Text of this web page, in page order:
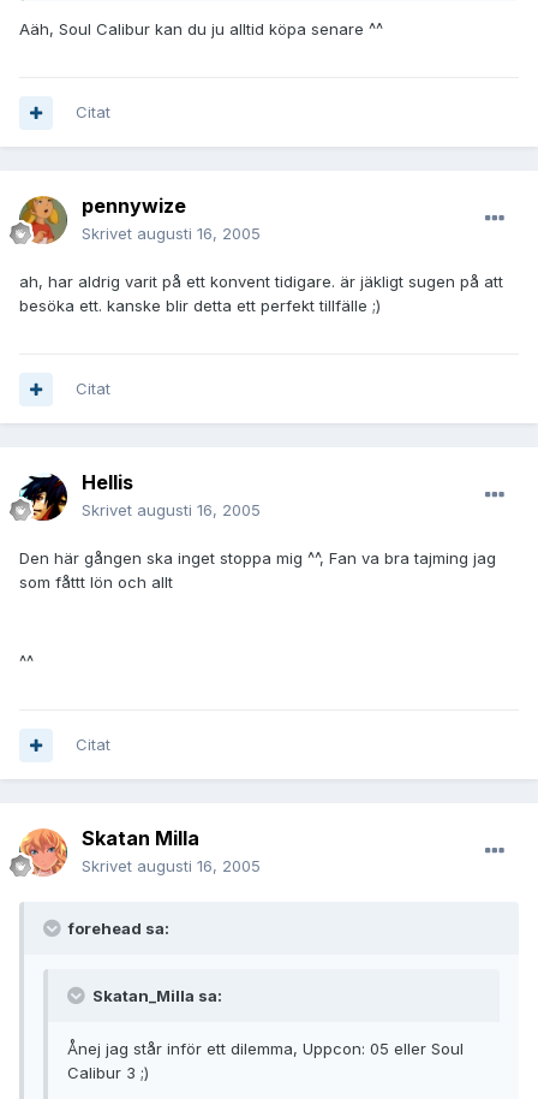
Aäh, Soul Calibur kan du ju alltid köpa senare ^^
Citat
pennywize
Skrivet augusti 16, 2005
ah, har aldrig varit på ett konvent tidigare. är jäkligt sugen på att
besöka ett. kanske blir detta ett perfekt tillfälle ;)
Citat
Hellis
Skrivet augusti 16, 2005
Den här gången ska inget stoppa mig ^^, Fan va bra tajming jag
som fåttt lön och allt
^^
Citat
Skatan Milla
Skrivet augusti 16, 2005
forehead sa:
Skatan_Milla sa:
Ånej jag står inför ett dilemma, Uppcon: 05 eller Soul
Calibur 3 ;)